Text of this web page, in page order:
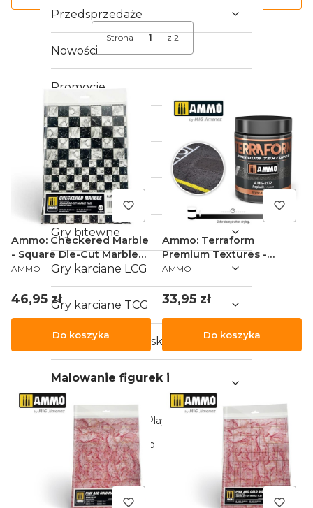
Przedsprzedaże
Nowości
Promocje
Outlet
Crowdfunding
Gry RPG
Gry bitewne
Gry karciane LCG
Gry karciane TCG
Karty kolekcjonerskie
Malowanie figurek i
modelarstwo
AK Interactive - Playmarkers
Games Workshop
Army Painter
Vallejo
Strona z 2
Ammo: Checkered Marble
- Square Die-Cut Marble
Tiles (2)
PRODUCENT
AMMO
Cena
46,95 zł
Do koszyka
Ammo: Terraform
Premium Textures -
Asphalt
PRODUCENT
AMMO
Cena
33,95 zł
Do koszyka